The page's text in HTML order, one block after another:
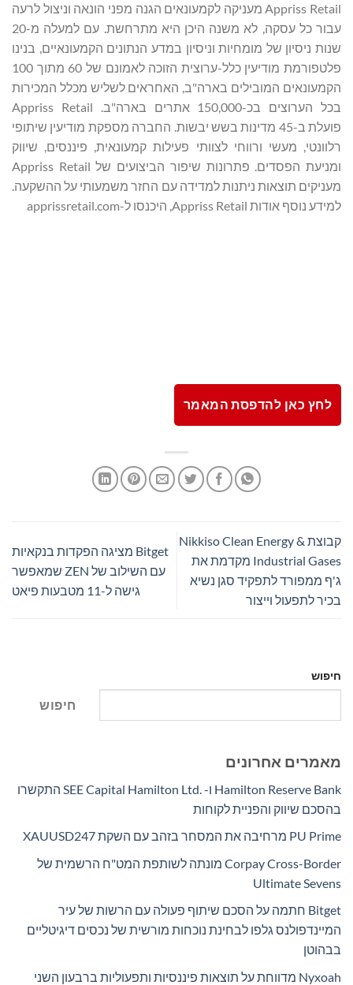
Appriss Retail מעניקה לקמעונאים הגנה מפני הונאה וניצול לרעה
עבור כל עסקה, לא משנה היכן היא מתרחשת. עם למעלה מ-20
שנות ניסיון של מומחיות וניסיון במדע הנתונים הקמעונאיים, בנינו
פלטפורמת מודיעין כלל-ערוצית הזוכה לאמונם של 60 מתוך 100
הקמעונאים המובילים בארה"ב, האחראים לשליש מכלל המכירות
בכל הערוצים בכ-150,000 אתרים בארה"ב. Appriss Retail
פועלת ב-45 מדינות בשש יבשות. החברה מספקת מודיעין שיתופי
רלוונטי, מעשי ורווחי לצוותי פעילות קמעונאית, פיננסים, שיווק
ומניעת הפסדים. פתרונות שיפור הביצועים של Appriss Retail
מעניקים תוצאות ניתנות למדידה עם החזר משמעותי על ההשקעה.
למידע נוסף אודות Appriss Retail, היכנסו ל-apprissretail.com
לחץ כאן להדפסת המאמר
קבוצת Nikkiso Clean Energy &
Industrial Gases מקדמת את
ג'ף ממפורד לתפקיד סגן נשיא
בכיר לתפעול וייצור
Bitget מציגה הפקדות בנקאיות
עם השילוב של ZEN שמאפשר
גישה ל-11 מטבעות פיאט
חיפוש
חיפוש
מאמרים אחרונים
Hamilton Reserve Bank ו- SEE Capital Hamilton Ltd.‎ התקשרו
בהסכם שיווק והפניית לקוחות
PU Prime מרחיבה את המסחר בזהב עם השקת XAUUSD247
Corpay Cross-Border מונתה לשותפת המט"ח הרשמית של
Ultimate Sevens
Bitget חתמה על הסכם שיתוף פעולה עם הרשות של עיר
המיינדפולנס גלפו לבחינת נוכחות מורשית של נכסים דיגיטליים
בבהוטן
Nyxoah מדווחת על תוצאות פיננסיות ותפעוליות ברבעון השני